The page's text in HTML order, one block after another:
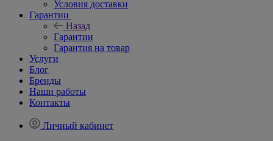
Условия доставки
Гарантии
Назад
Гарантии
Гарантия на товар
Услуги
Блог
Бренды
Наши работы
Контакты
Личный кабинет